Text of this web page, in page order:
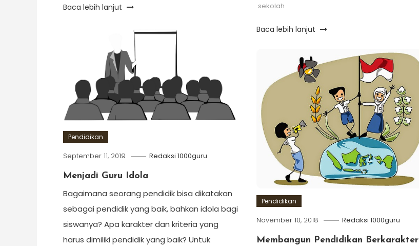
Baca lebih lanjut
sekolah
Baca lebih lanjut
Pendidikan
September 11, 2019 Redaksi 1000guru
Menjadi Guru Idola
Bagaimana seorang pendidik bisa dikatakan
sebagai pendidik yang baik, bahkan idola bagi
siswanya? Apa karakter dan kriteria yang
harus dimiliki pendidik yang baik? Untuk
Pendidikan
November 10, 2018 Redaksi 1000guru
Membangun Pendidikan Berkarakter